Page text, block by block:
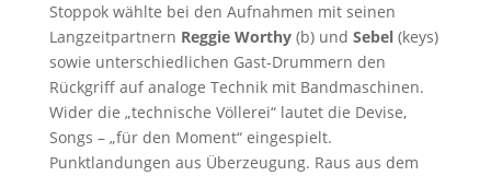
Stoppok wählte bei den Aufnahmen mit seinen
Langzeitpartnern Reggie Worthy(b) und Sebel (keys)
sowie unterschiedlichen Gast-Drummern den
Rückgriff auf analoge Technik mit Bandmaschinen.
Wider die „technische Völlerei“ lautet die Devise,
Songs – „für den Moment“ eingespielt.
Punktlandungen aus Überzeugung. Raus aus dem